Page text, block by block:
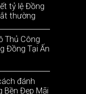
tỷ lệ Đồng
thường
Thủ Công
Đồng Tại Ấn
đánh
Bền Đẹp Mãi